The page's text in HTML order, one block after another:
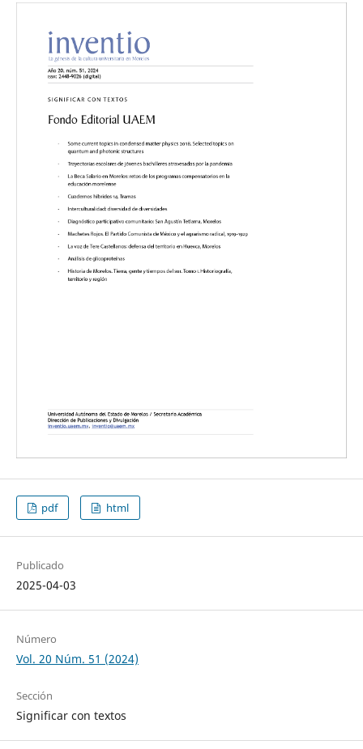
pdf html
Publicado
2025-04-03
Número
Vol. 20 Núm. 51 (2024)
Sección
Significar con textos